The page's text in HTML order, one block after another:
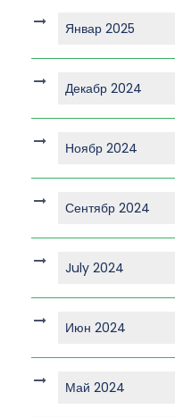
Январ 2025
Декабр 2024
Ноябр 2024
Сентябр 2024
July 2024
Июн 2024
Май 2024